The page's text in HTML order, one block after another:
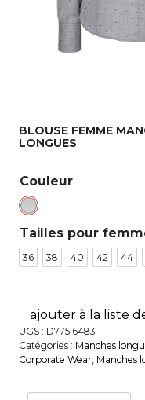
BLOUSE FEMME
LONGUES
Couleur
Tailles pour
36 38 40 42 44
ajouter à la liste
UGS : D775 6483
Catégories : Manches
Corporate Wear, Manches